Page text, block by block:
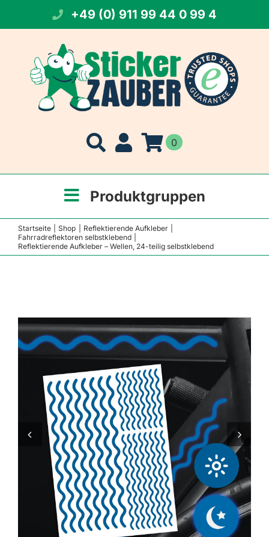
springen
+49 (0) 911 99 44 0 99 4
0
Produktgruppen
Startseite Shop
Reflektierende Aufkleber
Fahrradreflektoren selbstklebend
Reflektierende Aufkleber – Wellen, 24-teilig selbstklebend